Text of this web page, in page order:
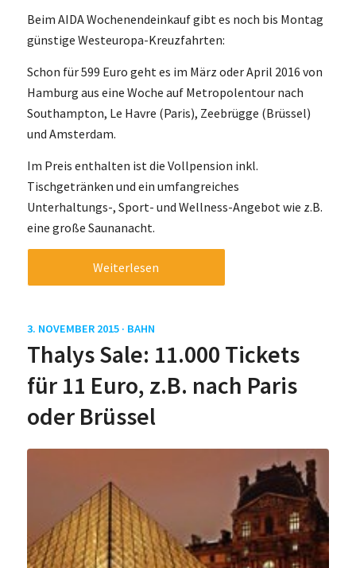
Beim AIDA Wochenendeinkauf gibt es noch bis Montag
günstige Westeuropa-Kreuzfahrten:
Schon für 599 Euro geht es im März oder April 2016 von
Hamburg aus eine Woche auf Metropolentour nach
Southampton, Le Havre (Paris), Zeebrügge (Brüssel)
und Amsterdam.
Im Preis enthalten ist die Vollpension inkl.
Tischgetränken und ein umfangreiches
Unterhaltungs-, Sport- und Wellness-Angebot wie z.B.
eine große Saunanacht.
Weiterlesen
3. NOVEMBER 2015 · BAHN
Thalys Sale: 11.000 Tickets
für 11 Euro, z.B. nach Paris
oder Brüssel